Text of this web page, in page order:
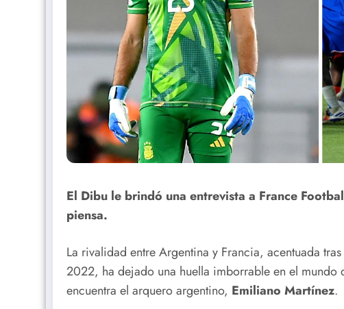
El Dibu le brindó una entrevista a France
piensa.
La rivalidad entre Argentina y Francia, acentuada
2022, ha dejado una huella imborrable en el mundo
encuentra el arquero argentino, Emiliano Martínez.